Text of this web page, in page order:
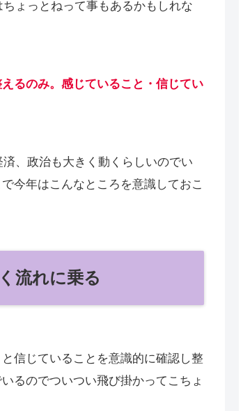
ょっとねって事もあるかもしれな
るのみ。感じていること・信じてい
、政治も大きく動くらしいのでい
今年はこんなところを意識しておこ
流れに乗る
信じていることを意識的に確認し整
るのでついつい飛び掛かってこちょ